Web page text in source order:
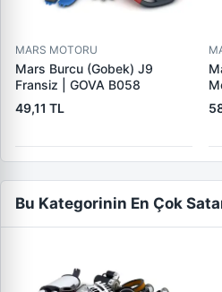
MARS MOTORU
Mars Burcu (Gobek) J9
Fransiz | GOVA B058
49,11 TL
Bu Kategorinin En Çok